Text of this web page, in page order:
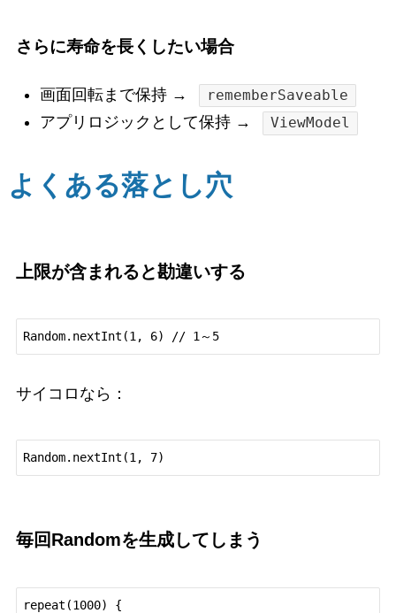
さらに寿命を長くしたい場合
画面回転まで保持 → rememberSaveable
アプリロジックとして保持 → ViewModel
よくある落とし穴
上限が含まれると勘違いする
Random.nextInt(1, 6) // 1～5
サイコロなら：
毎回Randomを生成してしまう
repeat(1000) {